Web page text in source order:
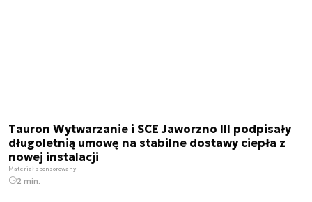
Tauron Wytwarzanie i SCE Jaworzno III podpisały
długoletnią umowę na stabilne dostawy ciepła z
nowej instalacji
Materiał sponsorowany
2 min.